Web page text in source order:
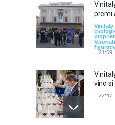
premi
Vinitaly
21:59,
vino si
22:47,